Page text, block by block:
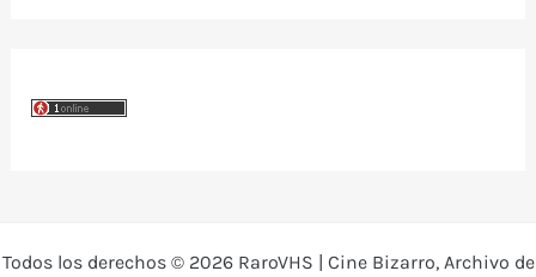
Todos los derechos © 2026 RaroVHS | Cine Bizarro, Archivo de